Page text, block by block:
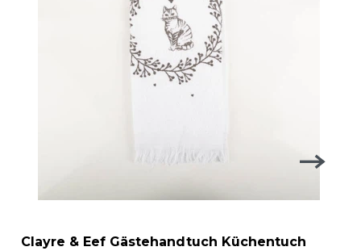
Clayre & Eef Gästehandtuch Küchentuch